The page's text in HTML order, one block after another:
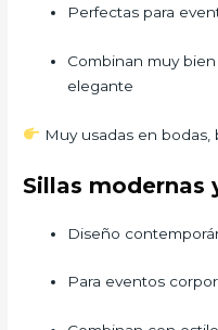
Perfectas para
Combinan muy
elegante
Muy usadas en bodas,
Sillas modernas
Diseño
Para eventos